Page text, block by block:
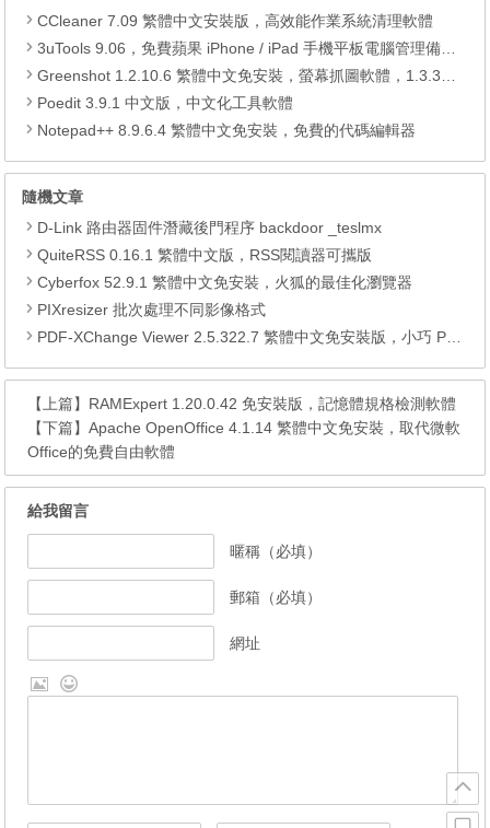
CCleaner 7.09 繁體中文安裝版，高效能作業系統清理軟體
3uTools 9.06，免費蘋果 iPhone / iPad 手機平板電腦管理備份還原軟體
Greenshot 1.2.10.6 繁體中文免安裝，螢幕抓圖軟體，1.3.315 安裝版
Poedit 3.9.1 中文版，中文化工具軟體
Notepad++ 8.9.6.4 繁體中文免安裝，免費的代碼編輯器
隨機文章
D-Link 路由器固件潛藏後門程序 backdoor _teslmx
QuiteRSS 0.16.1 繁體中文版，RSS閱讀器可攜版
Cyberfox 52.9.1 繁體中文免安裝，火狐的最佳化瀏覽器
PIXresizer 批次處理不同影像格式
PDF-XChange Viewer 2.5.322.7 繁體中文免安裝版，小巧 PDF 閱讀器
【上篇】 RAMExpert 1.20.0.42 免安裝版，記憶體規格檢測軟體
【下篇】Apache OpenOffice 4.1.14 繁體中文免安裝，取代微軟
Office的免費自由軟體
給我留言
暱稱（必填）
郵箱（必填）
網址